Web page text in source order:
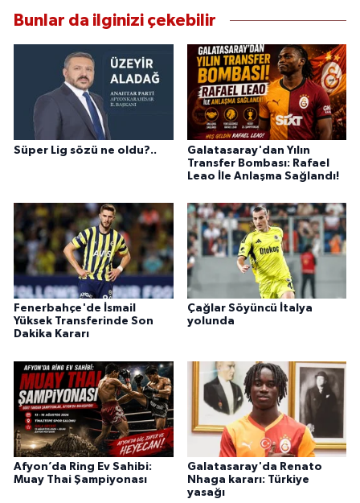
Bunlar da ilginizi çekebilir
Süper Lig sözü ne oldu?..
Galatasaray'dan Yılın
Transfer Bombası: Rafael
Leao İle Anlaşma Sağlandı!
Fenerbahçe'de İsmail
Yüksek Transferinde Son
Dakika Kararı
Çağlar Söyüncü İtalya
yolunda
Afyon’da Ring Ev Sahibi:
Muay Thai Şampiyonası
Galatasaray'da Renato
Nhaga kararı: Türkiye
yasağı